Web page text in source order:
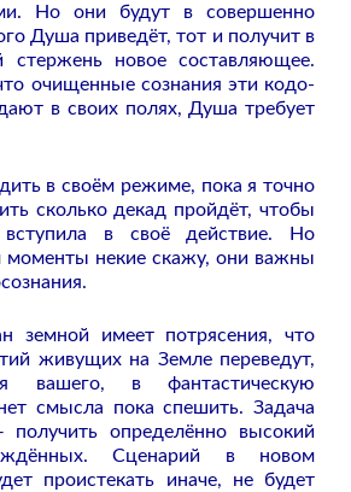
Но они будут в совершенно
Душа приведёт, тот и получит в
стержень новое составляющее.
очищенные сознания эти кодо-
в своих полях, Душа требует
в своём режиме, пока я точно
сколько декад пройдёт, чтобы
в своё действие. Но
моменты некие скажу, они важны
земной имеет потрясения, что
живущих на Земле переведут,
вашего, в фантастическую
смысла пока спешить. Задача
получить определённо высокий
Сценарий в новом
проистекать иначе, не будет